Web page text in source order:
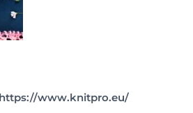
https://www.knitpro.eu/